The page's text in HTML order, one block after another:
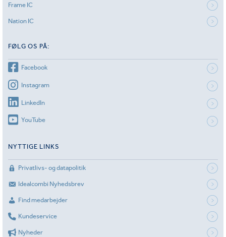
Frame IC
Nation IC
FØLG OS PÅ:
Facebook
Instagram
LinkedIn
YouTube
NYTTIGE LINKS
Privatlivs- og datapolitik
Idealcombi Nyhedsbrev
Find medarbejder
Kundeservice
Nyheder